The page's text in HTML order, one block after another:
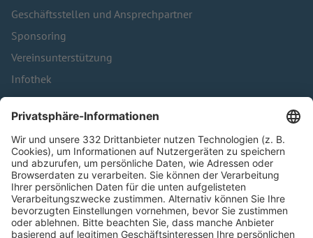
Geschäftsstellen und Ansprechpartner
Sponsoring
Vereinsunterstützung
Infothek
Kontakt
HÄUFIG BESUCHTE SEITEN
Pässe und Vereinswechsel
Trainerausbildung
Schulungsangebot Vereinsmitarbeiter
BFV-Geschäftsstellen